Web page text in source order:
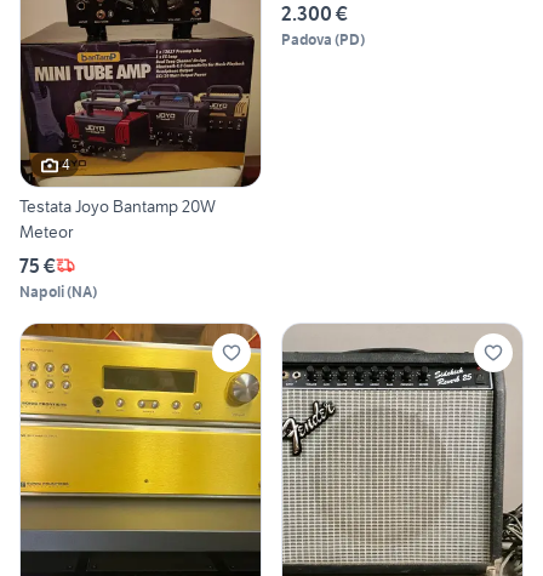
4
Testata Joyo Bantamp 20W
Meteor
75 €
Napoli(NA)
2.300 €
Padova (PD)